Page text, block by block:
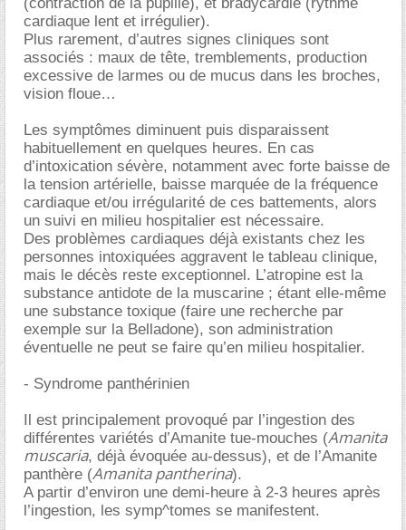
cardiaque lent et irrégulier).
Plus rarement, d’autres signes cliniques sont
associés : maux de tête, tremblements, production
excessive de larmes ou de mucus dans les broches,
vision floue
Les symptômes diminuent puis disparaissent
habituellement en quelques heures. En cas
d’intoxication sévère, notamment avec forte baisse de
la tension artérielle, baisse marquée de la fréquence
cardiaque et/ou irrégularité de ces battements, alors
un suivi en milieu hospitalier est nécessaire.
Des problèmes cardiaques déjà existants chez les
personnes intoxiquées aggravent le tableau clinique,
mais le décès reste exceptionnel. L’atropine est la
substance antidote de la muscarine ; étant elle-même
une substance toxique (faire une recherche par
exemple sur la Belladone), son administration
éventuelle ne peut se faire qu’en milieu hospitalier.
- Syndrome panthérinien
Il est principalement provoqué par l’ingestion des
différentes variétés d’Amanite tue-mouches (Amanita
muscaria, déjà évoquée au-dessus), et de l’Amanite
panthère (Amanita pantherina).
A partir d’environ une demi-heure à 2-3 heures après
l’ingestion, les symp^tomes se manifestent.